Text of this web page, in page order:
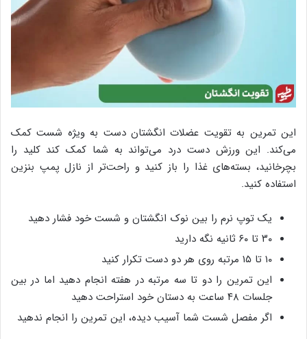
این تمرین به تقویت عضلات انگشتان دست به ویژه شست کمک
می‌کند. این ورزش دست درد می‌تواند به شما کمک کند کلید را
بچرخانید، بسته‌های غذا را باز کنید و راحت‌تر از نازل پمپ بنزین
استفاده کنید.
یک توپ نرم را بین نوک انگشتان و شست خود فشار دهید
۳۰ تا ۶۰ ثانیه نگه دارید
۱۰ تا ۱۵ مرتبه روی هر دو دست تکرار کنید
این تمرین را دو تا سه مرتبه در هفته انجام دهید اما در بین
جلسات ۴۸ ساعت به دستان خود استراحت دهید
اگر مفصل شست شما آسیب دیده، این تمرین را انجام ندهید